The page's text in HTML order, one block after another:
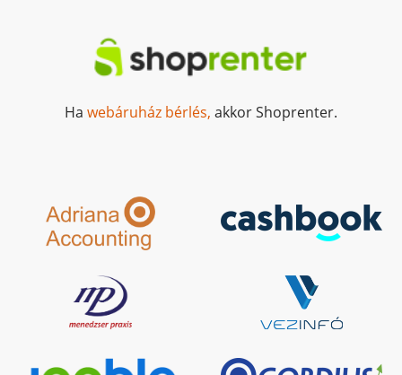
Ha webáruház bérlés, akkor Shoprenter.